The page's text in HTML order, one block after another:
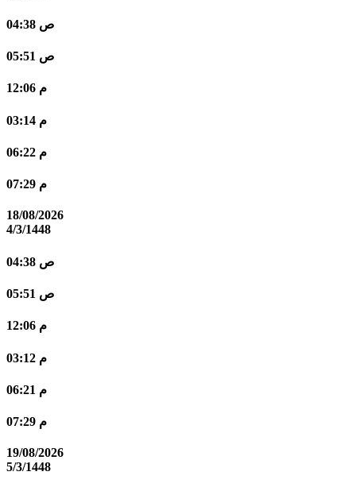
04:38 ص
05:51 ص
12:06 م
03:14 م
06:22 م
07:29 م
18/08/2026
4/3/1448
04:38 ص
05:51 ص
12:06 م
03:12 م
06:21 م
07:29 م
19/08/2026
5/3/1448